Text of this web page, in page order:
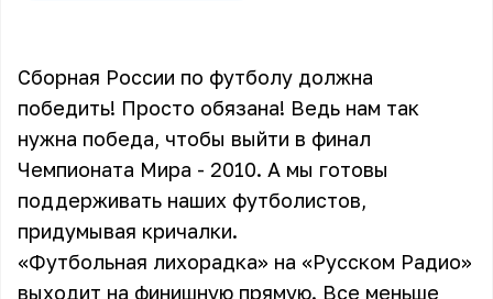
Сборная России по футболу должна
победить! Просто обязана! Ведь нам так
нужна победа, чтобы выйти в финал
Чемпионата Мира - 2010. А мы готовы
поддерживать наших футболистов,
придумывая кричалки.
«Футбольная лихорадка» на «Русском Радио»
выходит на финишную прямую. Все меньше